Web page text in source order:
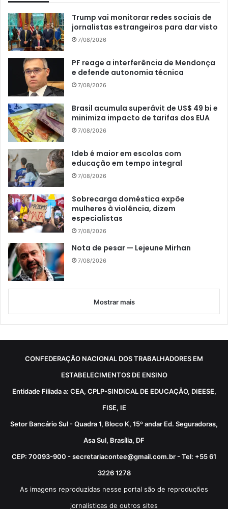
Trump vai monitorar redes sociais de
jornalistas estrangeiros para dar visto
7/08/2026
PF reage a interferência de Mendonça
e defende autonomia técnica
7/08/2026
Brasil acumula superávit de US$ 49 bi e
minimiza impacto de tarifas dos EUA
7/08/2026
Ideb é maior em escolas com
educação em tempo integral
7/08/2026
Sobrecarga doméstica expõe
mulheres à violência, dizem
especialistas
7/08/2026
Nota de pesar — Lejeune Mirhan
7/08/2026
Mostrar mais
CONFEDERAÇÃO NACIONAL DOS TRABALHADORES EM
ESTABELECIMENTOS DE ENSINO
Entidade Filiada a: CEA, CPLP-SINDICAL DE EDUCAÇÃO, DIEESE,
FISE, IE
Setor Bancário Sul - Quadra 1, Bloco K, 15º andar Ed. Seguradoras,
Asa Sul, Brasília, DF
CEP: 70093-900 - secretariacontee@gmail.com.br - Tel: +55 61
3226 1278
As imagens reproduzidas nesse portal são de reproduções
jornalísticas de outros sites